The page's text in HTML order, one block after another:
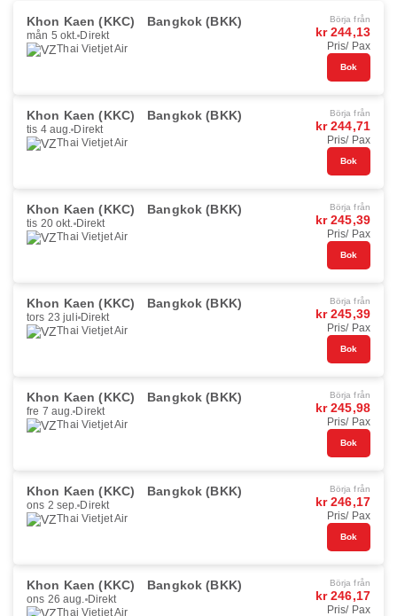
Khon Kaen (KKC) Bangkok (BKK)
mån 5 okt. Direkt
Thai Vietjet Air
Börja från
kr 244,13
Pris/ Pax
Bok
Khon Kaen (KKC) Bangkok (BKK)
tis 4 aug. Direkt
Thai Vietjet Air
Börja från
kr 244,71
Pris/ Pax
Bok
Khon Kaen (KKC) Bangkok (BKK)
tis 20 okt. Direkt
Thai Vietjet Air
Börja från
kr 245,39
Pris/ Pax
Bok
Khon Kaen (KKC) Bangkok (BKK)
tors 23 juli Direkt
Thai Vietjet Air
Börja från
kr 245,39
Pris/ Pax
Bok
Khon Kaen (KKC) Bangkok (BKK)
fre 7 aug. Direkt
Thai Vietjet Air
Börja från
kr 245,98
Pris/ Pax
Bok
Khon Kaen (KKC) Bangkok (BKK)
ons 2 sep. Direkt
Thai Vietjet Air
Börja från
kr 246,17
Pris/ Pax
Bok
Khon Kaen (KKC) Bangkok (BKK)
ons 26 aug. Direkt
Thai Vietjet Air
Börja från
kr 246,17
Pris/ Pax